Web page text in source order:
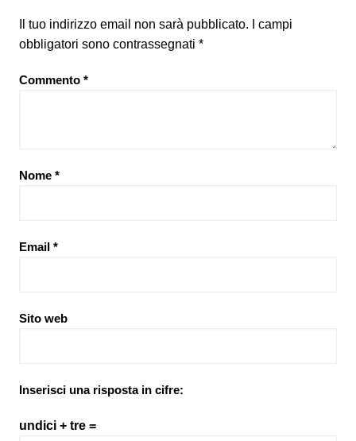
Il tuo indirizzo email non sarà pubblicato.
I campi
obbligatori sono contrassegnati *
Commento *
Nome *
Email *
Sito web
Inserisci una risposta in cifre:
undici + tre =